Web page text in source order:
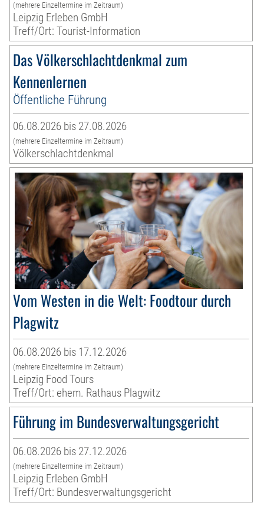
(mehrere Einzeltermine im Zeitraum)
Leipzig Erleben GmbH
Treff/Ort: Tourist-Information
Das Völkerschlachtdenkmal zum
Kennenlernen
Öffentliche Führung
06.08.2026 bis 27.08.2026
(mehrere Einzeltermine im Zeitraum)
Völkerschlachtdenkmal
Vom Westen in die Welt: Foodtour durch
Plagwitz
06.08.2026 bis 17.12.2026
(mehrere Einzeltermine im Zeitraum)
Leipzig Food Tours
Treff/Ort: ehem. Rathaus Plagwitz
Führung im Bundesverwaltungsgericht
06.08.2026 bis 27.12.2026
(mehrere Einzeltermine im Zeitraum)
Leipzig Erleben GmbH
Treff/Ort: Bundesverwaltungsgericht